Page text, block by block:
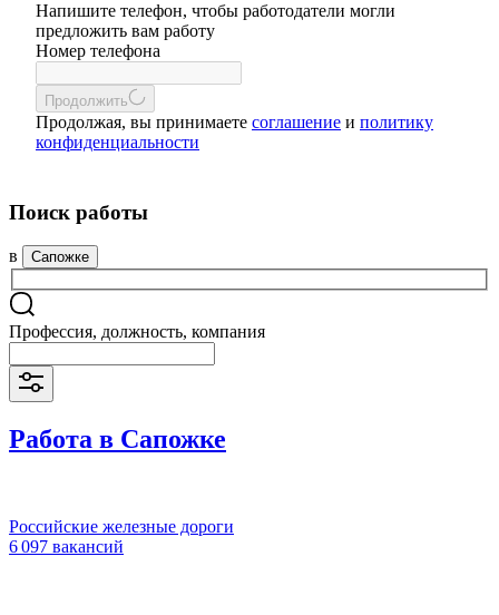
Напишите телефон, чтобы работодатели могли
предложить вам работу
Номер телефона
Продолжить
Продолжая, вы принимаете соглашение и политику
конфиденциальности
Поиск работы
в Сапожке
Профессия, должность, компания
Работа в Сапожке
Российские железные дороги
6 097 вакансий